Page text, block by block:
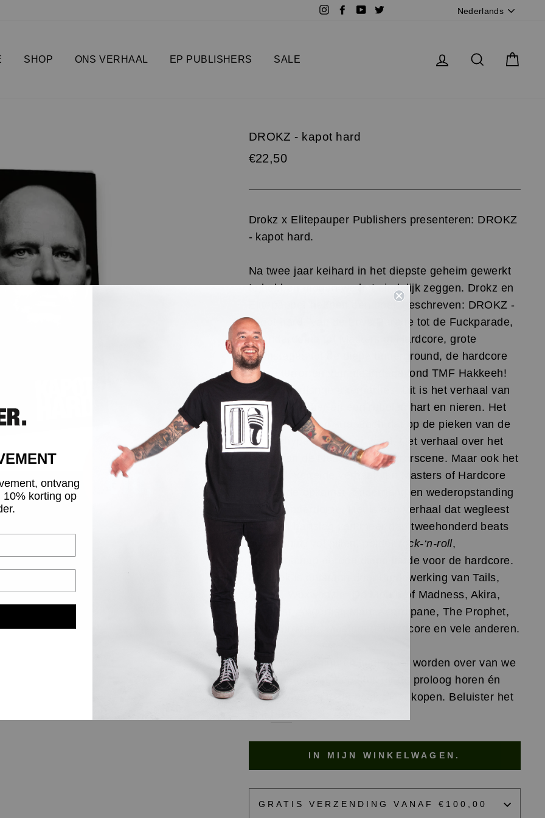
InstagramFacebook
YouTube Soundcloud
Nederlands
SHOP ONS VERHAAL EP PUBLISHERS SALE Log in Zoek
DROKZ - kapot hard
Prijs
€22,50
Drokz x Elitepauper Publishers presenteren: DROKZ
- kapot hard.
Na twee jaar keihard in het diepste geheim gewerkt
te hebben mogen we het eindelijk zeggen. Drokz en
Elitepauper hebben een boek geschreven: DROKZ -
kapot hard. Van de Love Parade tot de Fuckparade,
Thunderdome tot Masters of Hardcore, grote
mainstages tot de diepe underground, de hardcore
tot de terror en van maandagavond TMF Hakkeeh!
tot nachtenlange afterparties. Dit is het verhaal van
een oer-gabber en een rebel in hart en nieren. Het
verhaal van een straatjoch dat op de pieken van de
gabberhype een BN-er werd. Het verhaal over het
begin van de Nederlandse terrorscene. Maar ook het
eindelijk vertelde verhaal van Masters of Hardcore
en van de opkomst, ondergang en wederopstanding
van Thunderdome. Het is een verhaal dat wegleest
met een hartslag van meer dan tweehonderd beats
per minuut. Vol pillen, polder
rock-‘n-roll,
broederschap en een diepe liefde voor de hardcore.
Dit boek is ontstaan door medewerking van Tails,
Noizer, Waxweazle, Da Mouth of Madness, Akira,
Outblast, Angerfist, Marc Acardipane, The Prophet,
Thunderdome, Masters of Hardcore en vele anderen.
Wil je in tien minuten bijgepraat worden over van we
hebben gedaan, een stuk uit de proloog horen én
weten waarom je dit boek moet kopen. Beluister het
IN MIJN WINKELWAGEN.
GRATIS VERZENDING VANAF €100,00
ontvang
korting op